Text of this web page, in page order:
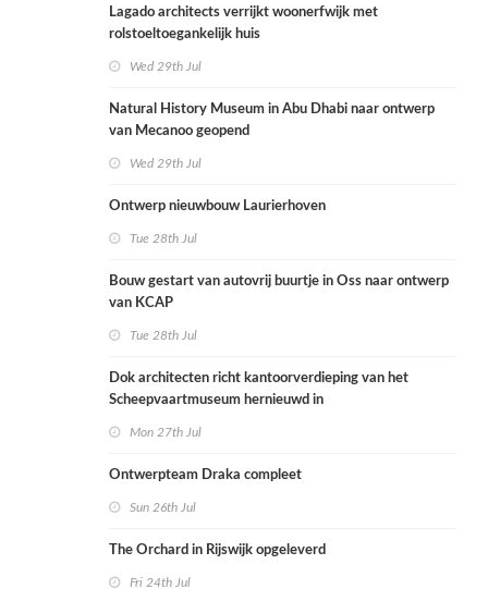
Lagado architects verrijkt woonerfwijk met
rolstoeltoegankelijk huis
Wed 29th Jul
Natural History Museum in Abu Dhabi naar ontwerp
van Mecanoo geopend
Wed 29th Jul
Ontwerp nieuwbouw Laurierhoven
Tue 28th Jul
Bouw gestart van autovrij buurtje in Oss naar ontwerp
van KCAP
Tue 28th Jul
Dok architecten richt kantoorverdieping van het
Scheepvaartmuseum hernieuwd in
Mon 27th Jul
Ontwerpteam Draka compleet
Sun 26th Jul
The Orchard in Rijswijk opgeleverd
Fri 24th Jul